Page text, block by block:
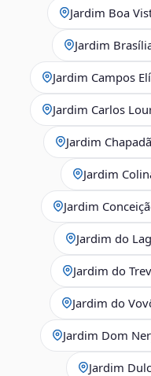
Jardim Boa
Jardim
Jardim Campos
Jardim Carlos
Jardim
Jardim
Jardim
Jardim do
Jardim do
Jardim do
Jardim Dom
Jardim